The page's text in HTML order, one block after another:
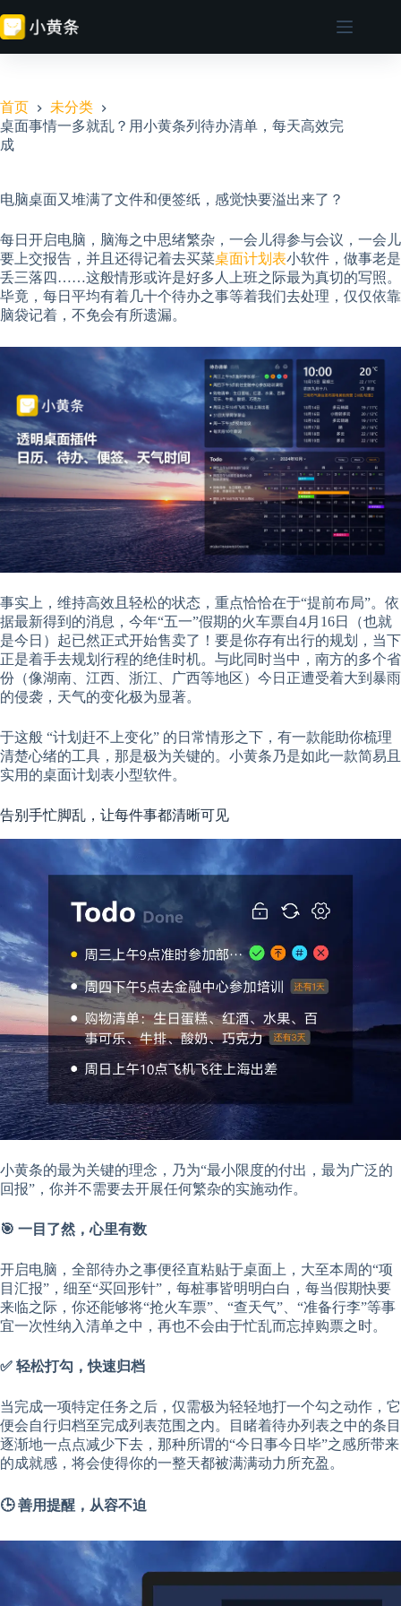
至
首页
未分类
桌面事情一多就乱？用小黄条列待办清单，每天高效完
成
电脑桌面又堆满了文件和便签纸，感觉快要溢出来了？
每日开启电脑，脑海之中思绪繁杂，一会儿得参与会议，一会儿
要上交报告，并且还得记着去买菜桌面计划表小软件，做事老是
丢三落四……这般情形或许是好多人上班之际最为真切的写照。
毕竟，每日平均有着几十个待办之事等着我们去处理，仅仅依靠
脑袋记着，不免会有所遗漏。
事实上，维持高效且轻松的状态，重点恰恰在于“提前布局”。依
据最新得到的消息，今年“五一”假期的火车票自4月16日（也就
是今日）起已然正式开始售卖了！要是你存有出行的规划，当下
正是着手去规划行程的绝佳时机。与此同时当中，南方的多个省
份（像湖南、江西、浙江、广西等地区）今日正遭受着大到暴雨
的侵袭，天气的变化极为显著。
于这般 “计划赶不上变化” 的日常情形之下，有一款能助你梳理
清楚心绪的工具，那是极为关键的。小黄条乃是如此一款简易且
实用的桌面计划表小型软件。
告别手忙脚乱，让每件事都清晰可见
小黄条的最为关键的理念，乃为“最小限度的付出，最为广泛的
回报”，你并不需要去开展任何繁杂的实施动作。
🎯 一目了然，心里有数
开启电脑，全部待办之事便径直粘贴于桌面上，大至本周的“项
目汇报”，细至“买回形针”，每桩事皆明明白白，每当假期快要
来临之际，你还能够将“抢火车票”、“查天气”、“准备行李”等事
宜一次性纳入清单之中，再也不会由于忙乱而忘掉购票之时。
✅ 轻松打勾，快速归档
当完成一项特定任务之后，仅需极为轻轻地打一个勾之动作，它
便会自行归档至完成列表范围之内。目睹着待办列表之中的条目
逐渐地一点点减少下去，那种所谓的“今日事今日毕”之感所带来
的成就感，将会使得你的一整天都被满满动力所充盈。
🕒 善用提醒，从容不迫